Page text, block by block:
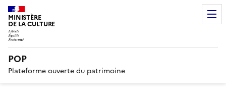
MINISTÈRE
DE LA CULTURE
POP
Plateforme ouverte du patrimoine